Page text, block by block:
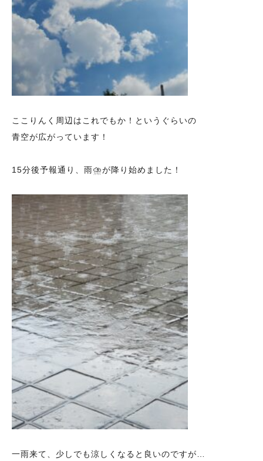
ここりんく周辺はこれでもか！というぐらいの
青空が広がっています！
15分後予報通り、雨⛈️が降り始めました！
一雨来て、少しでも涼しくなると良いのですが…